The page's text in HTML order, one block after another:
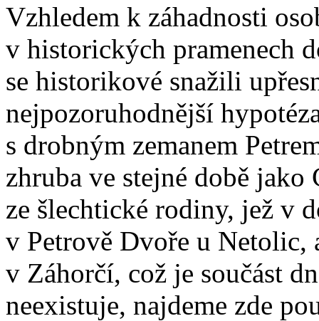
Vzhledem k záhadnosti
v historických pramenech
se historikové snažili
nejpozoruhodnější
s drobným zemanem
zhruba ve stejné době
ze šlechtické rodiny, jež v
v Petrově Dvoře u Netolic,
v Záhorčí, což je součást
neexistuje, najdeme zde